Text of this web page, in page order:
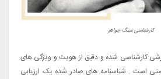
کارشناسی سنگ جواهر
کارشناسی شده و دقیق از هویت و ویژگی های
است . شناسنامه های صادر شده یک ارزیابی